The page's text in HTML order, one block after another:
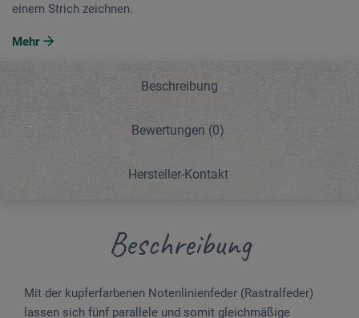
einem Strich zeichnen.
Mehr
Beschreibung
Bewertungen (0)
Hersteller-Kontakt
Beschreibung
Mit der kupferfarbenen Notenlinienfeder (Rastralfeder)
lassen sich fünf parallele und somit gleichmäßige